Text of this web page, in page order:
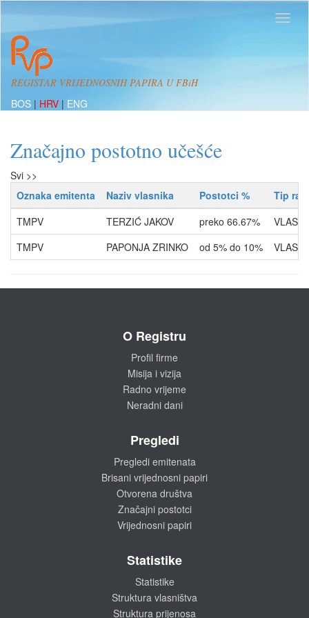
REGISTAR VRIJEDNOSNIH PAPIRA U FBiH
BOS | HRV | ENG
Značajno postotno učešće
Svi >>
Oznaka emitenta
Naziv vlasnika Postotci %
Tip
TMPV
TERZIĆ JAKOV preko 66.67%
TMPV
PAPONJA ZRINKO od 5% do 10%
O Registru
Profil firme
Misija i vizija
Radno vrijeme
Neradni dani
Pregledi
Pregledi emitenata
Brisani vrijednosni papiri
Otvorena društva
Značajni postotci
Vrijednosni papiri
Statistike
Statistike
Struktura vlasništva
Struktura prijenosa